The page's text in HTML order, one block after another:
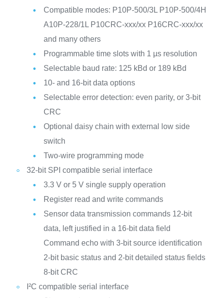
Compatible modes: P10P-500/3L P10P-500/4H
A10P-228/1L P10CRC-xxx/xx P16CRC-xxx/xx
and many others
Programmable time slots with 1 µs resolution
Selectable baud rate: 125 kBd or 189 kBd
10- and 16-bit data options
Selectable error detection: even parity, or 3-bit
CRC
Optional daisy chain with external low side
switch
Two-wire programming mode
32-bit SPI compatible serial interface
3.3 V or 5 V single supply operation
Register read and write commands
Sensor data transmission commands 12-bit
data, left justified in a 16-bit data field
Command echo with 3-bit source identification
2-bit basic status and 2-bit detailed status fields
8-bit CRC
I²C compatible serial interface